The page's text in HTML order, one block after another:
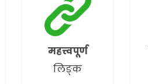
महत्त्वपूर्ण
लिङ्क